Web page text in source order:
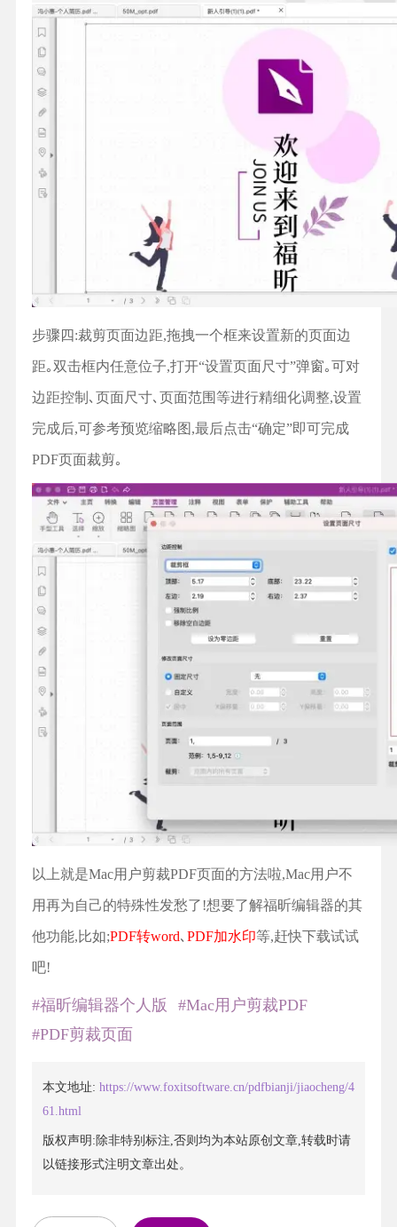
步骤四:裁剪页面边距,拖拽一个框来设置新的页面边
距｡双击框内任意位子,打开“设置页面尺寸”弹窗｡可对
边距控制､页面尺寸､页面范围等进行精细化调整,设置
完成后,可参考预览缩略图,最后点击“确定”即可完成
PDF页面裁剪｡
以上就是Mac用户剪裁PDF页面的方法啦,Mac用户不
用再为自己的特殊性发愁了!想要了解福昕编辑器的其
他功能,比如;PDF转word､ PDF加水印等,赶快下载试试
吧!
#福昕编辑器个人版
#Mac用户剪裁PDF
#PDF剪裁页面
本文地址: https://www.foxitsoftware.cn/pdfbianji/jiaocheng/4
61.html
版权声明:除非特别标注,否则均为本站原创文章,转载时请
以链接形式注明文章出处。